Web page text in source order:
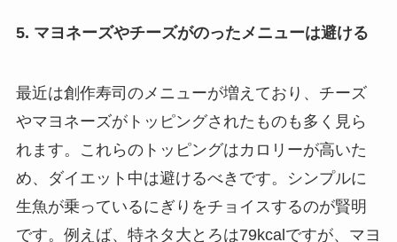
5. マヨネーズやチーズがのったメニューは避ける
最近は創作寿司のメニューが増えており、チーズ
やマヨネーズがトッピングされたものも多く見ら
れます。これらのトッピングはカロリーが高いた
め、ダイエット中は避けるべきです。シンプルに
生魚が乗っているにぎりをチョイスするのが賢明
です。例えば、特ネタ大とろは79kcalですが、マヨ